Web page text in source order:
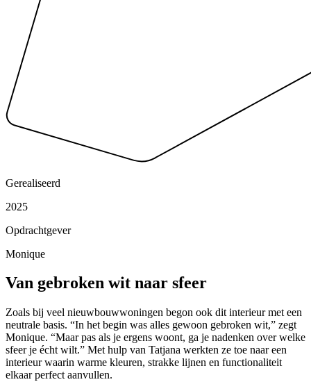
Gerealiseerd
2025
Opdrachtgever
Monique
Van gebroken wit naar sfeer
Zoals bij veel nieuwbouwwoningen begon ook dit interieur met een
neutrale basis. “In het begin was alles gewoon gebroken wit,” zegt
Monique. “Maar pas als je ergens woont, ga je nadenken over welke
sfeer je écht wilt.” Met hulp van Tatjana werkten ze toe naar een
interieur waarin warme kleuren, strakke lijnen en functionaliteit
elkaar perfect aanvullen.